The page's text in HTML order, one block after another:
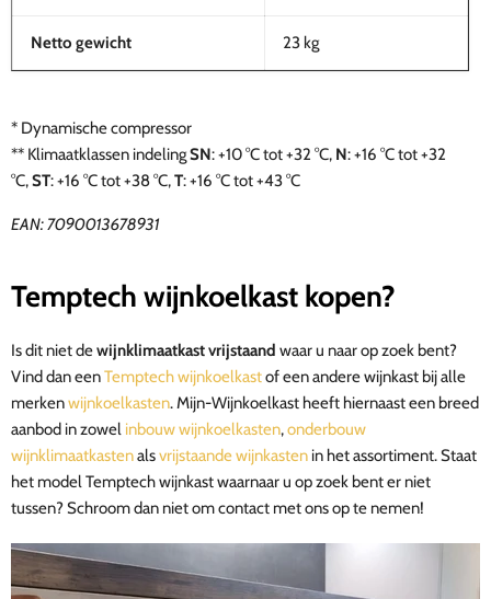
Netto gewicht 23 kg
* Dynamische compressor
** Klimaatklassen indelingSN: +10 °C tot +32 °C, N: +16 °C tot +32
°C,ST: +16 °C tot +38 °C,T: +16 °C tot +43 °C
EAN: 7090013678931
Temptech wijnkoelkast kopen?
Is dit niet dewijnklimaatkast vrijstaand waar u naar op zoek bent?
Vind dan eenTemptech wijnkoelkastof een andere wijnkast bij alle
merkenwijnkoelkasten. Mijn-Wijnkoelkast heeft hiernaast een breed
aanbod in zowel inbouw wijnkoelkasten,onderbouw
wijnklimaatkastenalsvrijstaande wijnkasten in het assortiment. Staat
het model Temptech wijnkast waarnaar u op zoek bent er niet
tussen? Schroom dan niet om contact met ons op te nemen!